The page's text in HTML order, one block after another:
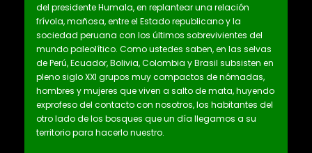
del presidente Humala, en replantear una relación
frívola, mañosa, entre el Estado republicano y la
sociedad peruana con los últimos sobrevivientes del
mundo paleolítico. Como ustedes saben, en las selvas
de Perú, Ecuador, Bolivia, Colombia y Brasil subsisten en
pleno siglo XXI grupos muy compactos de nómadas,
hombres y mujeres que viven a salto de mata, huyendo
exprofeso del contacto con nosotros, los habitantes del
otro lado de los bosques que un día llegamos a su
territorio para hacerlo nuestro.